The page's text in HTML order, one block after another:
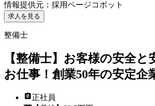
情報提供元 ： 採用ページコボット
求人を見る
整備士
【整備士】お客様の安全と
お仕事！創業50年の安定企
正社員